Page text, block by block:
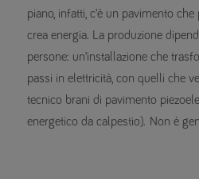
piano, infatti, c’è un pavimento
crea energia. La produzione
persone: un’installazione che
passi in elettricità, con quelli che
tecnico brani di pavimento
energetico da calpestio). Non è